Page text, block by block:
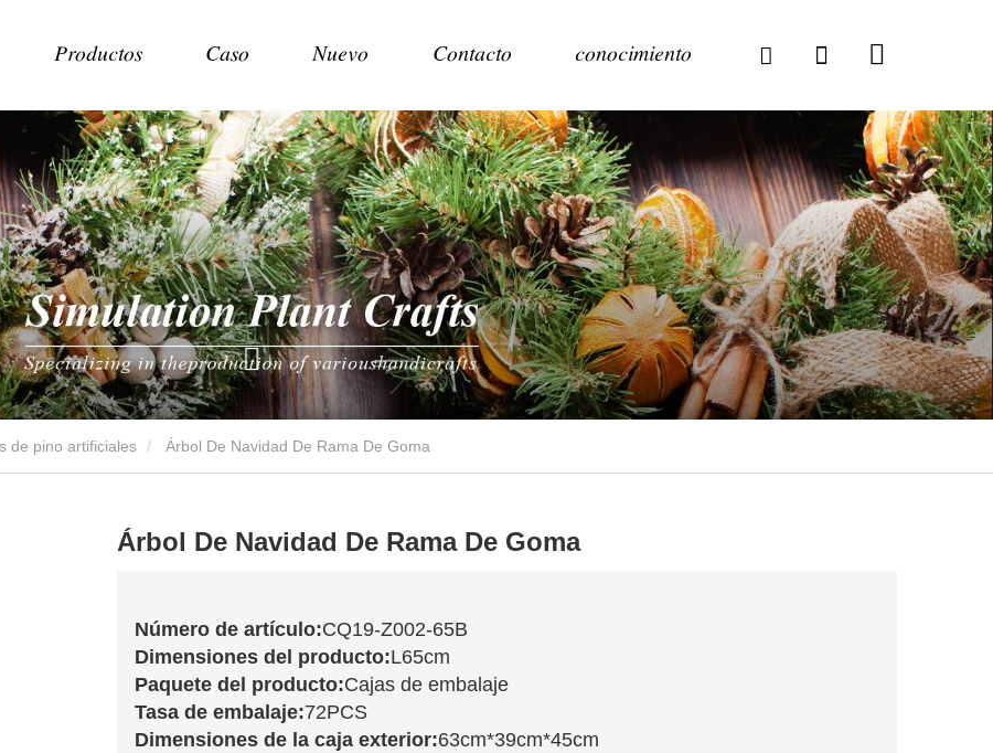
Productos Caso Nuevo Contacto conocimiento
de pino artificiales Árbol De Navidad De Rama De Goma
Árbol De Navidad De Rama De Goma
Número de artículo:CQ19-Z002-65B
Dimensiones del producto:L65cm
Paquete del producto:Cajas de embalaje
Tasa de embalaje:72PCS
Dimensiones de la caja exterior:63cm*39cm*45cm